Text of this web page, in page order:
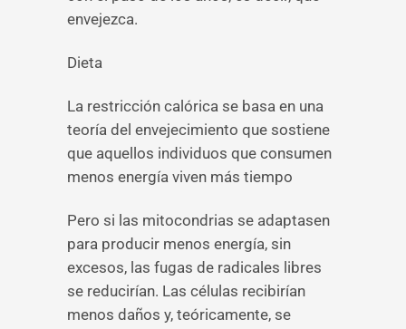
envejezca.
Dieta
La restricción calórica se basa en una
teoría del envejecimiento que sostiene
que aquellos individuos que consumen
menos energía viven más tiempo
Pero si las mitocondrias se adaptasen
para producir menos energía, sin
excesos, las fugas de radicales libres
se reducirían. Las células recibirían
menos daños y, teóricamente, se